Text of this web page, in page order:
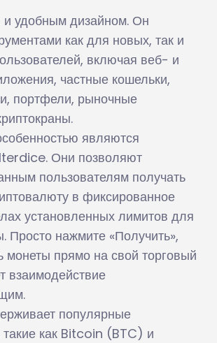
и удобным дизайном. Он
как для новых, так и
включая веб- и
частные кошельки,
портфели, рыночные
являются
Они позволяют
пользователям получать
в фиксированное
установленных лимитов для
Просто нажмите «Получить»,
монеты прямо на свой торговый
взаимодействие
популярные
как Bitcoin (BTC) и